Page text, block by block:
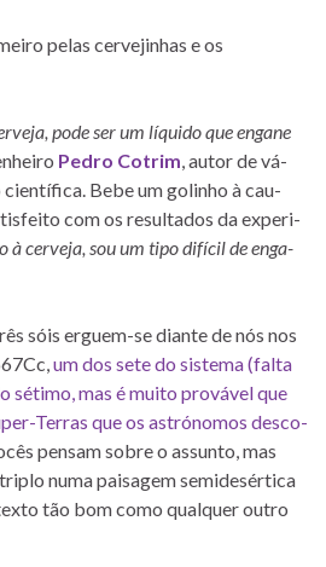
pe­las cer­ve­ji­nhas e os
pode ser um lí­quido que en­gane
Pedro Cotrim , au­tor de vá­
Bebe um go­li­nho à cau­
com os re­sul­ta­dos da ex­pe­ri­
à cer­veja, sou um tipo di­fí­cil de en­ga­
sóis erguem-se di­ante de nós nos
um dos sete do sis­tema (falta
sé­timo, mas é muito pro­vá­vel que
Terras que os as­tró­no­mos des­co­
pen­sam so­bre o as­sunto, mas
numa pai­sa­gem se­mi­de­sér­tica
tão bom como qual­quer ou­tro